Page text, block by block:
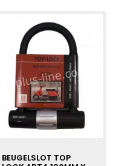
BEUGELSLOT TOP